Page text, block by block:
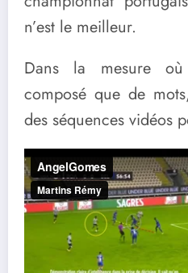
n’est le meilleur.
Dans la mesure
composé que de
des séquences vidéos